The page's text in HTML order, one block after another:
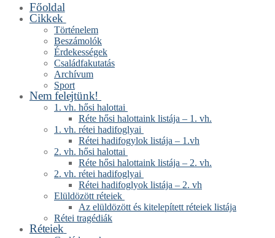
Főoldal
Cikkek
Történelem
Beszámolók
Érdekességek
Családfakutatás
Archívum
Sport
Nem felejtünk!
1. vh. hősi halottai
Réte hősi halottaink listája – 1. vh.
1. vh. rétei hadifoglyai
Rétei hadifogylok listája – 1.vh
2. vh. hősi halottai
Réte hősi halottaink listája – 2. vh.
2. vh. rétei hadifoglyai
Rétei hadifoglyok listája – 2. vh
Elüldözött réteiek
Az elüldözött és kitelepített réteiek listája
Rétei tragédiák
Réteiek